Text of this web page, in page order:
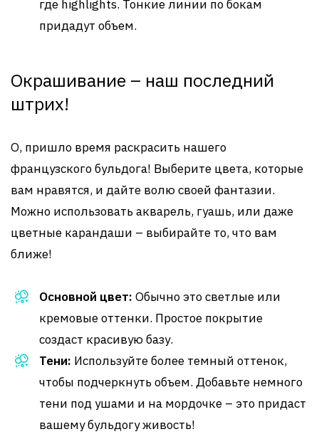
где highlights. Тонкие линии по бокам
придадут объем.
Окрашивание – наш последний
штрих!
О, пришло время раскрасить нашего
французского бульдога! Выберите цвета, которые
вам нравятся, и дайте волю своей фантазии.
Можно использовать акварель, гуашь, или даже
цветные карандаши – выбирайте то, что вам
ближе!
Основной цвет: Обычно это светлые или
кремовые оттенки. Простое покрытие
создаст красивую базу.
Тени: Используйте более темный оттенок,
чтобы подчеркнуть объем. Добавьте немного
тени под ушами и на мордочке – это придаст
вашему бульдогу живость!